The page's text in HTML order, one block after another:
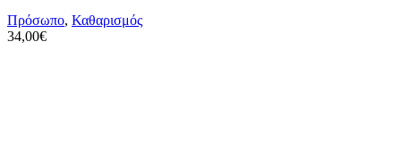
Πρόσωπο, Καθαρισμός
34,00€